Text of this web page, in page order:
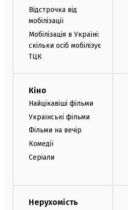
Відстрочка від
мобілізації
Мобілізація в Україні:
скільки осіб мобілізує
ТЦК
Кіно
Найцікавіші фільми
Українські фільми
Фільми на вечір
Комедії
Серіали
Нерухомість